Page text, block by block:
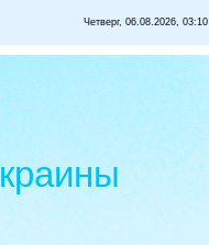
Четверг, 06.08.2026, 03:10